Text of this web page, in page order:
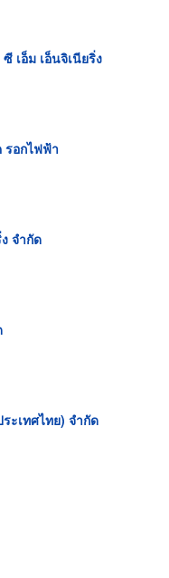
เอ็ม เอ็นจิเนียริ่ง
รอกไฟฟ้า
จำกัด
ะเทศไทย) จำกัด